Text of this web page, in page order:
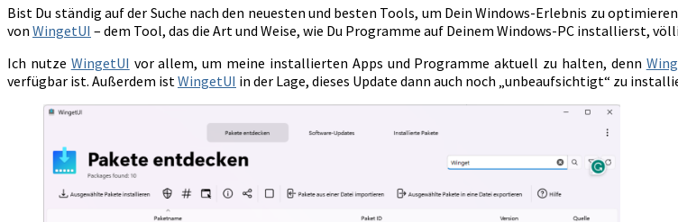
Bist Du ständig auf der Suche nach den neuesten und besten Tools, um Dein Windows-Erlebnis zu
von WingetUI – dem Tool, das die Art und Weise, wie Du Programme auf Deinem Windows-PC installierst,
Ich nutze WingetUI vor allem, um meine installierten Apps und Programme aktuell zu halten, denn
verfügbar ist. Außerdem istWingetUI in der Lage, dieses Update dann auch noch „unbeaufsichtigt“ zu